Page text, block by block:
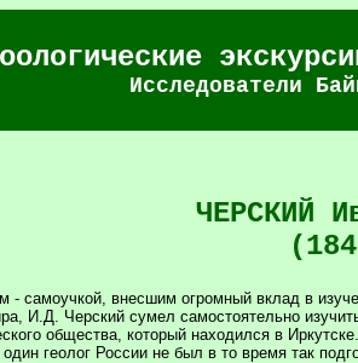
Исследователи
ЧЕРСКИЙ
самоучкой, внесшим огромный вклад в
И.Д. Черский сумел самостоятельно
общества, который находился в
геолог России не был в то время так